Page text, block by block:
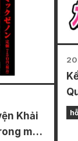
4
Khải
một